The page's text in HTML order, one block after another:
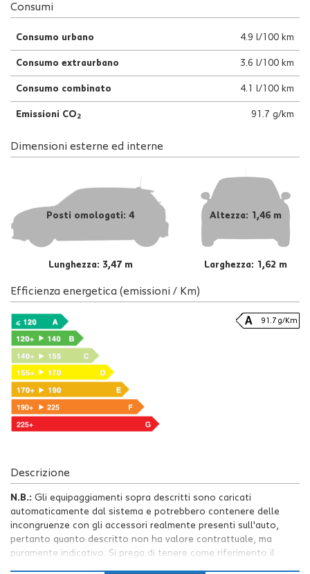
Consumi
Consumo urbano 4.9 l/100 km
Consumo extraurbano 3.6 l/100 km
Consumo combinato 4.1 l/100 km
Emissioni CO 2 91.7 g/km
Dimensioni esterne ed interne
Posti omologati: 4
Lunghezza: 3,47 m
Altezza: 1,46 m
Larghezza: 1,62 m
Efficienza energetica (emissioni / Km)
91.7 g/Km
Descrizione
N.B.: Gli equipaggiamenti sopra descritti sono caricati
automaticamente dal sistema e potrebbero contenere delle
incongruenze con gli accessori realmente presenti sull'auto,
pertanto quanto descritto non ha valore contrattuale, ma
puramente indicativo. Si prega di tenere come riferimento il